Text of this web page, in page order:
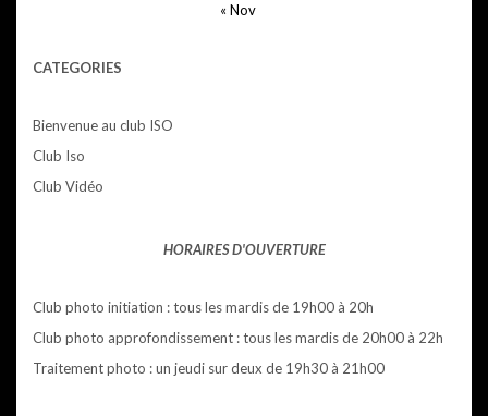
« Nov
CATEGORIES
Bienvenue au club ISO
Club Iso
Club Vidéo
HORAIRES D'OUVERTURE
Club photo initiation : tous les mardis de 19h00 à 20h
Club photo approfondissement : tous les mardis de 20h00 à 22h
Traitement photo : un jeudi sur deux de 19h30 à 21h00